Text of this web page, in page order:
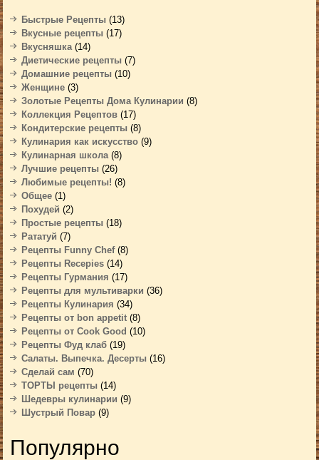
Быстрые Рецепты (13)
Вкусные рецепты (17)
Вкусняшка(14)
Диетические рецепты (7)
Домашние рецепты (10)
Женщине (3)
Золотые Рецепты Дома Кулинарии (8)
Коллекция Рецептов (17)
Кондитерские рецепты (8)
Кулинария как искусство (9)
Кулинарная школа(8)
Лучшие рецепты (26)
Любимые рецепты! (8)
Общее (1)
Похудей (2)
Простые рецепты (18)
Рататуй (7)
Рецепты Funny Chef(8)
Рецепты Recepies (14)
Рецепты Гурмания (17)
Рецепты для мультиварки (36)
Рецепты Кулинария (34)
Рецепты от bon appetit (8)
Рецепты от Cook Good (10)
Рецепты Фуд клаб (19)
Салаты. Выпечка. Десерты (16)
Сделай сам (70)
ТОРТЫ рецепты (14)
Шедевры кулинарии (9)
Шустрый Повар (9)
Популярно